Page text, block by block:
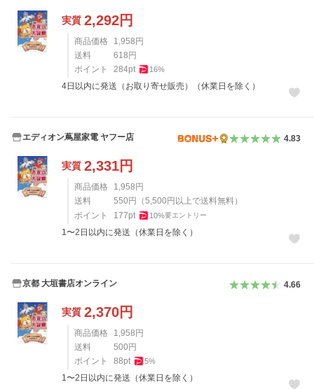
実質 2,292円
商品価格 1,958 円
送料
618 円
ポイント
284pt 16%
4日以内に発送（お取り寄せ販売）（休業日を除く）
エディオン蔦屋家電 ヤフー店 4.83
実質 2,331円
商品価格 1,958 円
送料
550 円 （5,500 円以上で送料無料）
ポイント
177pt 10%要エントリー
1〜2日以内に発送（休業日を除く）
京都 大垣書店オンライン 4.66
実質 2,370円
商品価格 1,958 円
送料
500 円
ポイント
88pt 5%
1〜2日以内に発送（休業日を除く）